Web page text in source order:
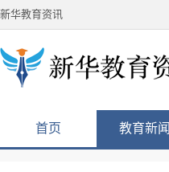
新华教育资讯
首页 教育新闻